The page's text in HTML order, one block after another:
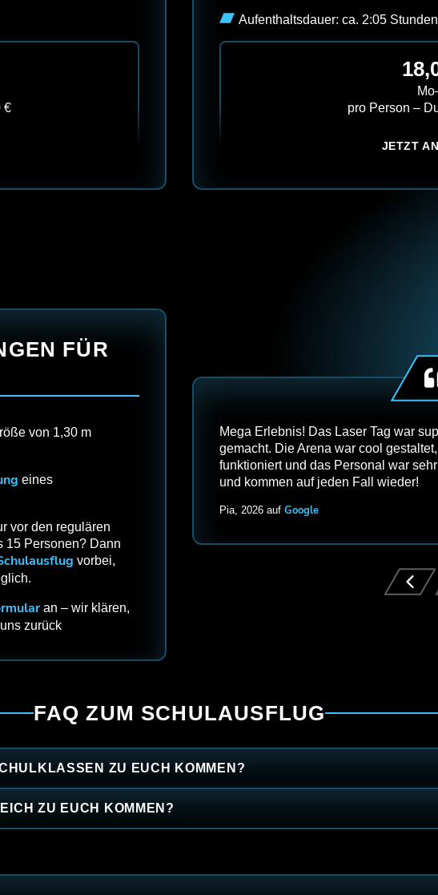
€
Aufenthaltsdauer: ca. 2:05 Stunden
pro Person –
JETZT
Mega Erlebnis! Das Laser Tag war
gemacht. Die Arena war cool
funktioniert und das Personal war
und kommen auf jeden Fall wieder!
Pia, 2026 auf Google
FÜR
von 1,30 m
eines
vor den regulären
15 Personen? Dann
vorbei,
an – wir klären,
zurück
FAQ ZUM SCHULAUSFLUG
ZU EUCH KOMMEN?
ZU EUCH KOMMEN?